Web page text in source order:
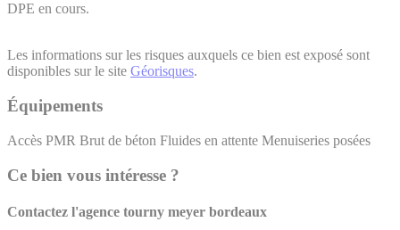
DPE en cours.
Les informations sur les risques auxquels ce bien est exposé sont
disponibles sur le site Géorisques.
Équipements
Accès PMR Brut de béton Fluides en attente Menuiseries posées
Ce bien vous intéresse ?
Contactez l'agence tourny meyer bordeaux